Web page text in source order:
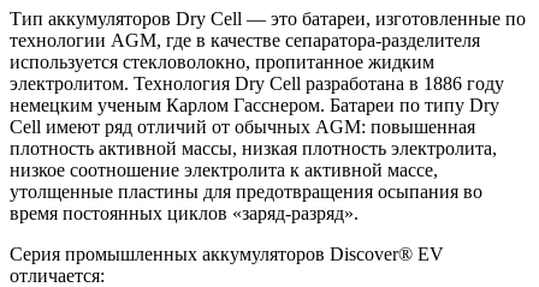
Тип аккумуляторов Dry Cell — это батареи, изготовленные по
технологии AGM, где в качестве сепаратора-разделителя
используется стекловолокно, пропитанное жидким
электролитом. Технология Dry Cell разработана в 1886 году
немецким ученым Карлом Гасснером. Батареи по типу Dry
Cell имеют ряд отличий от обычных AGM: повышенная
плотность активной массы, низкая плотность электролита,
низкое соотношение электролита к активной массе,
утолщенные пластины для предотвращения осыпания во
время постоянных циклов «заряд-разряд».
Серия промышленных аккумуляторов Discover® EV
отличается: